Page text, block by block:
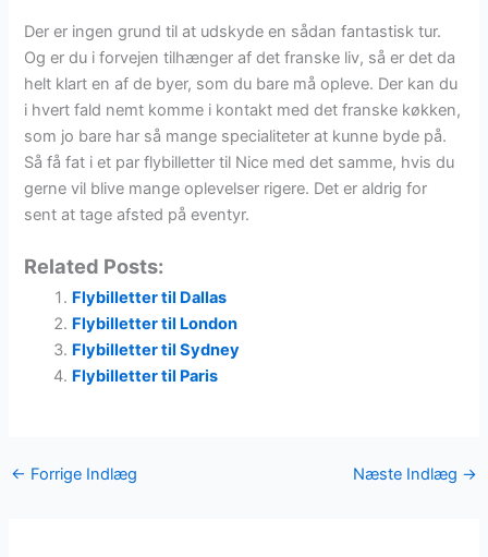
Der er ingen grund til at udskyde en sådan fantastisk tur.
Og er du i forvejen tilhænger af det franske liv, så er det da
helt klart en af de byer, som du bare må opleve. Der kan du
i hvert fald nemt komme i kontakt med det franske køkken,
som jo bare har så mange specialiteter at kunne byde på.
Så få fat i et par flybilletter til Nice med det samme, hvis du
gerne vil blive mange oplevelser rigere. Det er aldrig for
sent at tage afsted på eventyr.
Related Posts:
Flybilletter til Dallas
Flybilletter til London
Flybilletter til Sydney
Flybilletter til Paris
← Forrige Indlæg Næste Indlæg →